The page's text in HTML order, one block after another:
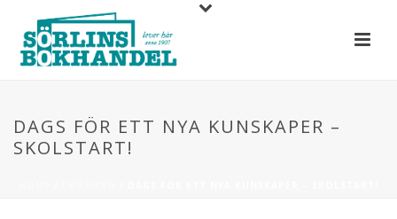
DAGS FÖR ETT NYA KUNSKAPER –
SKOLSTART!